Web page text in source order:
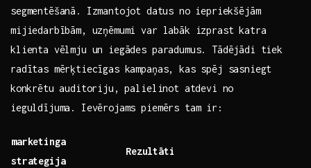
segmentēšanā. Izmantojot⁣ datus no‌ iepriekšējām
mijiedarbībām, uzņēmumi var labāk izprast katra
klienta vēlmju un iegādes paradumus. Tādējādi tiek
radītas mērķtiecīgas kampaņas, kas spēj ‍sasniegt
⁢konkrētu auditoriju, palielinot atdevi no
ieguldījuma. Ievērojams piemērs tam ir:
marketinga
strategija
Rezultāti